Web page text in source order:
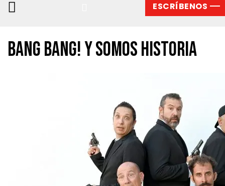
ESCRÍBENOS
Bang Bang! Y somos historia